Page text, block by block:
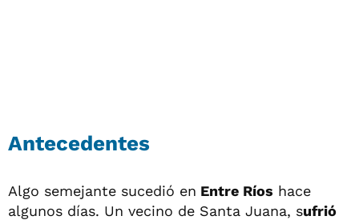
Antecedentes
Algo semejante sucedió en Entre Ríos hace
algunos días. Un vecino de Santa Juana, sufrió